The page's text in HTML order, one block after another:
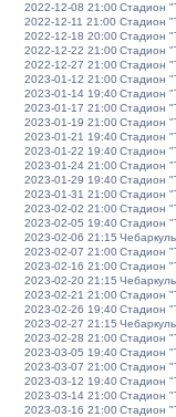
2022-12-08 21:00Стадион
2022-12-11 21:00 Стадион
2022-12-18 20:00Стадион
2022-12-22 21:00Стадион
2022-12-27 21:00Стадион
2023-01-12 21:00Стадион
2023-01-14 19:40Стадион
2023-01-17 21:00Стадион
2023-01-19 21:00Стадион
2023-01-21 19:40Стадион
2023-01-22 19:40Стадион
2023-01-24 21:00Стадион
2023-01-29 19:40Стадион
2023-01-31 21:00Стадион
2023-02-02 21:00Стадион
2023-02-05 19:40Стадион
2023-02-06 21:15 Чебаркуль
2023-02-07 21:00Стадион
2023-02-16 21:00Стадион
2023-02-20 21:15 Чебаркуль
2023-02-21 21:00Стадион
2023-02-26 19:40Стадион
2023-02-27 21:15 Чебаркуль
2023-02-28 21:00Стадион
2023-03-05 19:40Стадион
2023-03-07 21:00Стадион
2023-03-12 19:40Стадион
2023-03-14 21:00Стадион
2023-03-16 21:00Стадион